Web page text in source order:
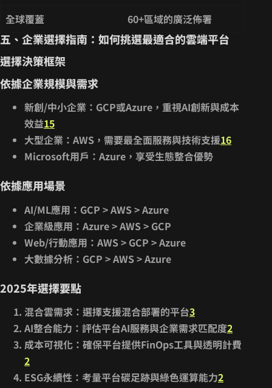
全球覆蓋
60+區域的廣泛佈署
五、企業選擇指南：如何挑選最適合的雲端平台
選擇決策框架
依據企業規模與需求
新創/中小企業 ：GCP或Azure，重視AI創新與成本
效益15
大型企業 ：AWS，需要最全面服務與技術支援16
Microsoft用戶 ：Azure，享受生態整合優勢
依據應用場景
AI/ML應用 ：GCP > AWS > Azure
企業級應用 ：Azure > AWS > GCP
Web/行動應用 ：AWS > GCP > Azure
大數據分析 ：GCP > AWS > Azure
2025年選擇要點
混合雲需求 ：選擇支援混合部署的平台3
AI整合能力 ：評估平台AI服務與企業需求匹配度2
成本可視化 ：確保平台提供FinOps工具與透明計費
2
ESG永續性 ：考量平台碳足跡與綠色運算能力2